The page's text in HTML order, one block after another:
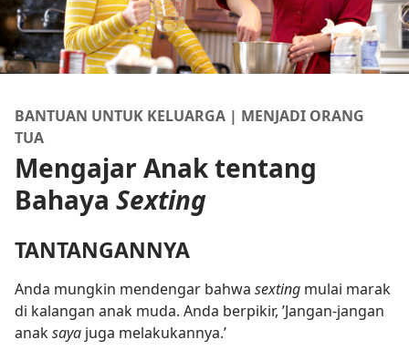
BANTUAN UNTUK KELUARGA | MENJADI ORANG
TUA
Mengajar Anak tentang
Bahaya Sexting
TANTANGANNYA
Anda mungkin mendengar bahwa sexting mulai marak
di kalangan anak muda. Anda berpikir, ’Jangan-jangan
anaksaya juga melakukannya.’